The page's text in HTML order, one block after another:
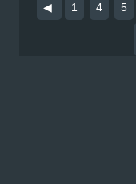
◀ 1 4 5